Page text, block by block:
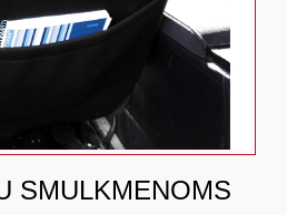
SMULKMENOMS